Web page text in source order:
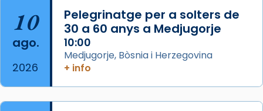
que les santes són filles de l’antiga Iluro.
Mataró en reivindicarà les relíq
...Ver más
10
ago.
2026
Pelegrinatge per a solters de
30 a 60 anys a Medjugorje
10:00
Medjugorje, Bòsnia i Herzegovina
+ info